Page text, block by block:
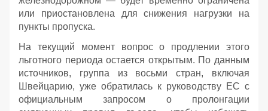
или приостановлена для снижения нагрузки на
пункты пропуска.
На текущий момент вопрос о продлении этого
льготного периода остается открытым. По данным
источников, группа из восьми стран, включая
Швейцарию, уже обратилась к руководству ЕС с
официальным запросом о пролонгации